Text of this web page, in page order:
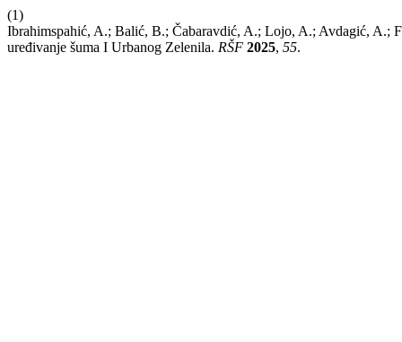
(1)
Ibrahimspahić, A.; Balić, B.; Čabaravdić, A.; Lojo, A.; Avdagić, A.;
uređivanje šuma I Urbanog Zelenila. RŠF 2025, 55.